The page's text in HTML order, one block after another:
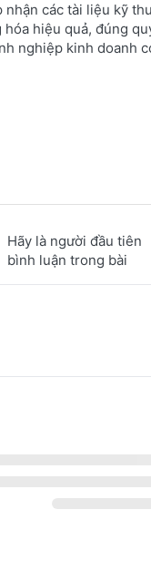
các tài liệu kỹ
hiệu quả, đúng
nghiệp kinh doanh
Hãy là người đầu tiên
bình luận trong bài